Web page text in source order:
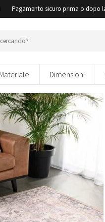
Pagamento sicuro prima o dopo
Materiale Dimensioni